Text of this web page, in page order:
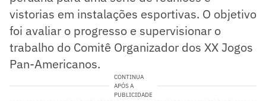
vistorias em instalações esportivas. O objetivo
foi avaliar o progresso e supervisionar o
trabalho do Comitê Organizador dos XX Jogos
Pan-Americanos.
CONTINUA
APÓS A
PUBLICIDADE